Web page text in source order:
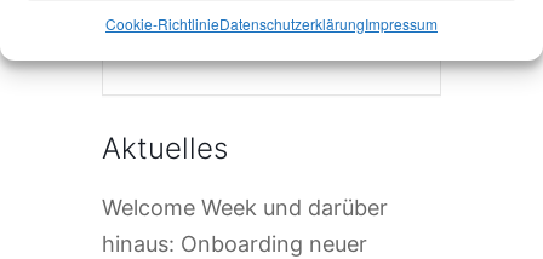
Cookie-RichtlinieDatenschutzerklärungImpressum
Die Veranstaltung ist beendet.
Aktuelles
Welcome Week und darüber
hinaus: Onboarding neuer